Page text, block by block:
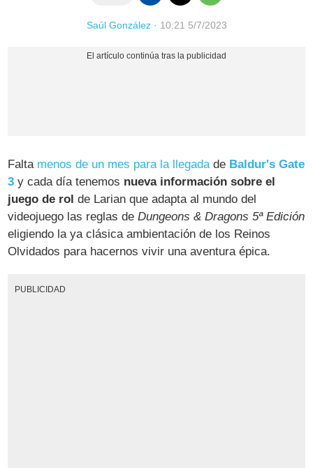
Saúl González· 10:21 5/7/2023
Falta menos de un mes para la llegadade Baldur's Gate
3 y cada día tenemos nueva información sobre el
juego de rol de Larian que adapta al mundo del
videojuego las reglas deDungeons & Dragons 5ª Edición
eligiendo la ya clásica ambientación de los Reinos
Olvidados para hacernos vivir una aventura épica.
PUBLICIDAD